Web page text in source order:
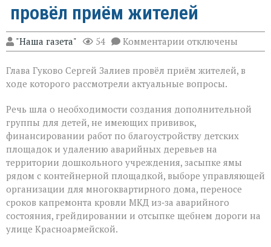
провёл приём жителей
"Наша газета" 54 Комментарии к
записи
Гуково
Сергей
Залиев
приём
жителей
отключены
Глава Гуково Сергей Залиев провёл приём жителей, в
ходе которого рассмотрели актуальные вопросы.
Речь шла о необходимости создания дополнительной
группы для детей, не имеющих прививок,
финансировании работ по благоустройству детских
площадок и удалению аварийных деревьев на
территории дошкольного учреждения, засыпке ямы
рядом с контейнерной площадкой, выборе управляющей
организации для многоквартирного дома, переносе
сроков капремонта кровли МКД из‑за аварийного
состояния, грейдировании и отсыпке щебнем дороги на
улице Красноармейской.